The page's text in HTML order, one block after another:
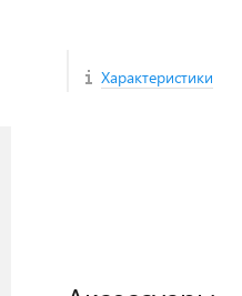
Характеристики